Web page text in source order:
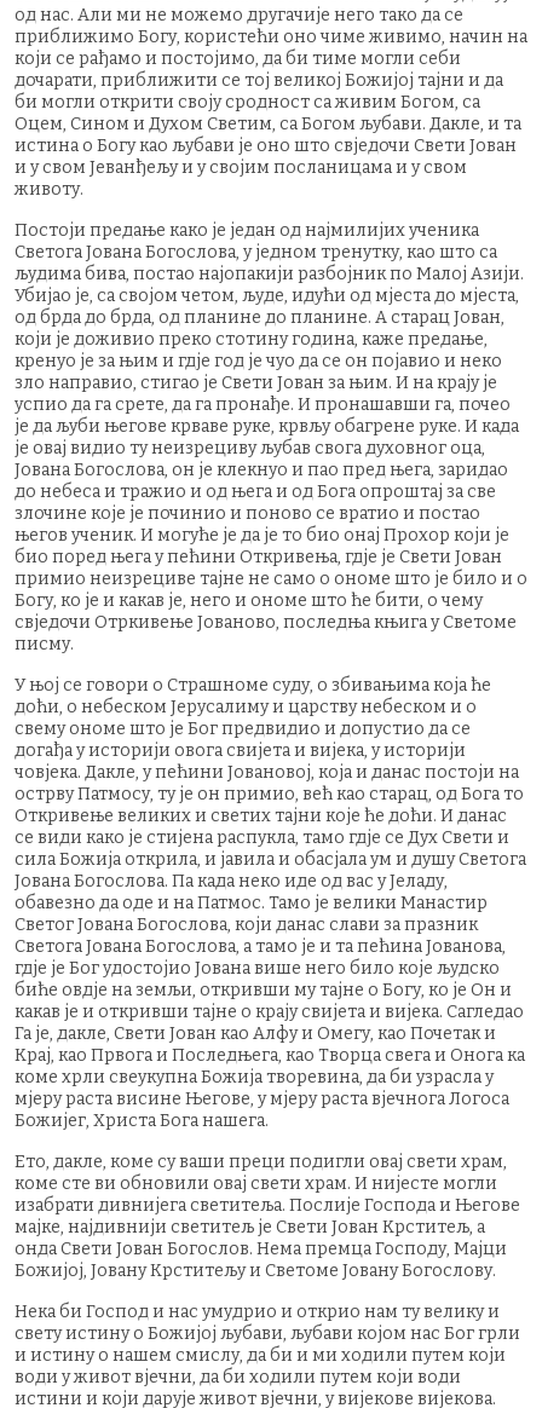
од нас. Али ми не можемо другачије него тако да се
приближимо Богу, користећи оно чиме живимо, начин на
који се рађамо и постојимо, да би тиме могли себи
дочарати, приближити се тој великој Божијој тајни и да
би могли открити своју сродност са живим Богом, са
Оцем, Сином и Духом Светим, са Богом љубави. Дакле, и та
истина о Богу као љубави је оно што свједочи Свети Јован
и у свом Јеванђељу и у својим посланицама и у свом
животу.
Постоји предање како је један од најмилијих ученика
Светога Јована Богослова, у једном тренутку, као што са
људима бива, постао најопакији разбојник по Малој Азији.
Убијао је, са својом четом, људе, идући од мјеста до мјеста,
од брда до брда, од планине до планине. А старац Јован,
који је доживио преко стотину година, каже предање,
кренуо је за њим и гдје год је чуо да се он појавио и неко
зло направио, стигао је Свети Јован за њим. И на крају је
успио да га срете, да га пронађе. И пронашавши га, почео
је да љуби његове крваве руке, крвљу обагрене руке. И када
је овај видио ту неизрециву љубав свога духовног оца,
Јована Богослова, он је клекнуо и пао пред њега, заридао
до небеса и тражио и од њега и од Бога опроштај за све
злочине које је починио и поново се вратио и постао
његов ученик. И могуће је да је то био онај Прохор који је
био поред њега у пећини Откривења, гдје је Свети Јован
примио неизрециве тајне не само о ономе што је било и о
Богу, ко је и какав је, него и ономе што ће бити, о чему
свједочи Отркивење Јованово, последња књига у Светоме
писму.
У њој се говори о Страшноме суду, о збивањима која ће
доћи, о небеском Јерусалиму и царству небеском и о
свему ономе што је Бог предвидио и допустио да се
догађа у историји овога свијета и вијека, у историји
човјека. Дакле, у пећини Јовановој, која и данас постоји на
острву Патмосу, ту је он примио, већ као старац, од Бога то
Откривење великих и светих тајни које ће доћи. И данас
се види како је стијена распукла, тамо гдје се Дух Свети и
сила Божија открила, и јавила и обасјала ум и душу Светога
Јована Богослова. Па када неко иде од вас у Јеладу,
oбавезно да oде и на Патмос. Тамо је велики Манастир
Светог Јована Богослова, који данас слави за празник
Светога Јована Богослова, а тамо је и та пећина Јованова,
гдје је Бог удостојио Јована више него било које људско
биће овдје на земљи, откривши му тајне о Богу, ко је Он и
какав је и откривши тајне о крају свијета и вијека. Сагледао
Га је, дакле, Свети Јован као Алфу и Омегу, као Почетак и
Крај, као Првога и Последњега, као Творца свега и Онога ка
коме хрли свеукупна Божија творевина, да би узрасла у
мјеру раста висине Његове, у мјеру раста вјечнога Логоса
Божијег, Христа Бога нашега.
Ето, дакле, коме су ваши преци подигли овај свети храм,
коме сте ви обновили овај свети храм. И нијесте могли
изабрати дивнијега светитеља. Послије Господа и Његове
мајке, најдивнији светитељ је Свети Јован Крститељ, а
онда Свети Јован Богослов. Нема премца Господу, Мајци
Божијој, Јовану Крститељу и Светоме Јовану Богослову.
Нека би Господ и нас умудрио и открио нам ту велику и
свету истину о Божијој љубави, љубави којом нас Бог грли
и истину о нашем смислу, да би и ми ходили путем који
води у живот вјечни, да би ходили путем који води
истини и који дарује живот вјечни, у вијекове вијекова.